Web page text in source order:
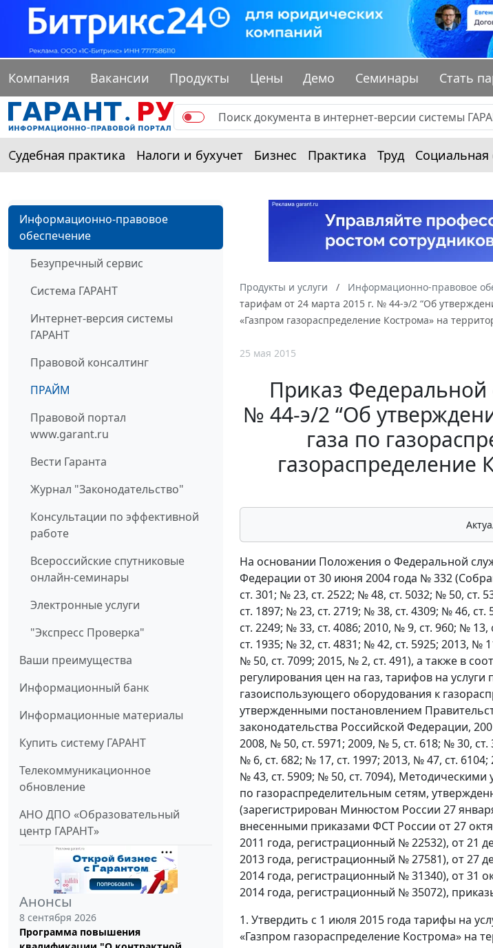
Компания Вакансии Продукты Цены Демо Семинары Стать
Судебная практика Налоги и бухучет Бизнес Практика Труд Социальная
Информационно-правовое
обеспечение
Безупречный сервис
Система ГАРАНТ
Интернет-версия системы
ГАРАНТ
Правовой консалтинг
ПРАЙМ
Правовой портал
www.garant.ru
Вести Гаранта
Журнал "Законодательство"
Консультации по эффективной
работе
Всероссийские спутниковые
онлайн-семинары
Электронные услуги
"Экспресс Проверка"
Ваши преимущества
Информационный банк
Информационные материалы
Купить систему ГАРАНТ
Телекоммуникационное
обновление
АНО ДПО «Образовательный
центр ГАРАНТ»
Анонсы
8 сентября 2026
Программа повышения
Продукты и услуги Информационно-правовое
тарифам от 24 марта 2015 г. № 44-э/2 “Об
«Газпром газораспределение Кострома» на
25 мая 2015
Приказ Федеральной
№ 44-э/2 “Об
газа по
газораспределение
На основании Положения о Федеральной
Федерации от 30 июня 2004 года № 332
ст. 301; № 23, ст. 2522; № 48, ст. 5032; № 50, ст.
ст. 1897; № 23, ст. 2719; № 38, ст. 4309; № 46,
ст. 2249; № 33, ст. 4086; 2010, № 9, ст. 960; №
ст. 1935; № 32, ст. 4831; № 42, ст. 5925; 2013, №
№ 50, ст. 7099; 2015, № 2, ст. 491), а также в
регулирования цен на газ, тарифов на
газоиспользующего оборудования к
утвержденными постановлением
законодательства Российской Федерации,
2008, № 50, ст. 5971; 2009, № 5, ст. 618; № 30,
№ 6, ст. 682; № 17, ст. 1997; 2013, № 47, ст.
№ 43, ст. 5909; № 50, ст. 7094),
по газораспределительным сетям,
(зарегистрирован Минюстом России 27
внесенными приказами ФСТ России от 27
2011 года, регистрационный № 22532), от 21
2013 года, регистрационный № 27581), от 27
2014 года, регистрационный № 31340), от 31
2014 года, регистрационный № 35072),
1. Утвердить с 1 июля 2015 года тарифы на
«Газпром газораспределение Кострома» на